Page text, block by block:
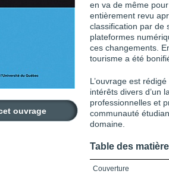
ouvrage
en va de même
entièrement revu
classification par de
plateformes
ces changements.
tourisme a été
L’ouvrage est
intérêts divers d’un
professionnelles et
communauté
domaine.
Table des
Couverture